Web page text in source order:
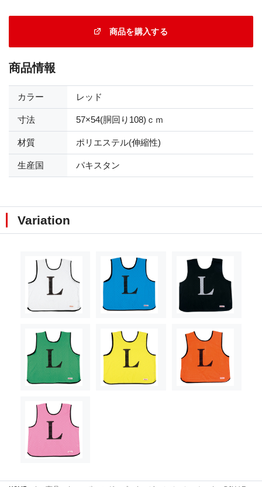
商品を購入する
商品情報
カラー レッド
寸法 57×54(胴回り108)ｃｍ
材質 ポリエステル(伸縮性)
生産国 パキスタン
Variation